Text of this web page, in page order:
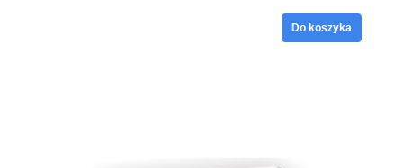
Do koszyka